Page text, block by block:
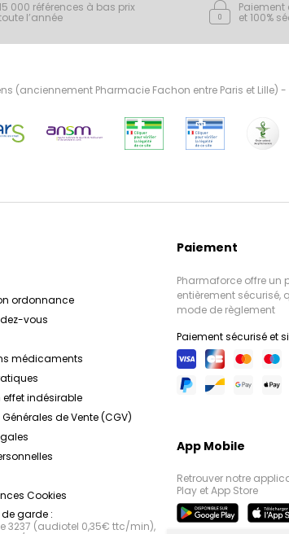
15 000 références à bas prix
l’année
Paiement
et 100%
(anciennement Pharmacie Fachon entre Paris et Lille)
ordonnance
vous
médicaments
effet indésirable
de Vente (CGV)
Cookies
garde :
3237 (audiotel 0,35€ ttc/min),
Paiement
Pharmaforce offre un
entièrement sécurisé,
mode de règlement
Paiement sécurisé et
App Mobile
Retrouver notre
Play et App Store